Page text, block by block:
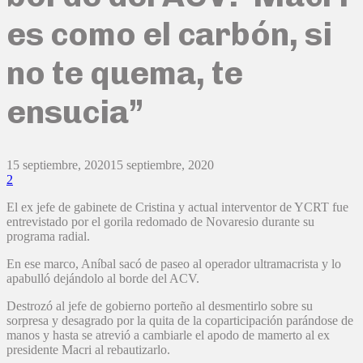
es como el carbón, si
no te quema, te
ensucia”
15 septiembre, 202015 septiembre, 2020
2
El ex jefe de gabinete de Cristina y actual interventor de YCRT fue
entrevistado por el gorila redomado de Novaresio durante su
programa radial.
En ese marco, Aníbal sacó de paseo al operador ultramacrista y lo
apabulló dejándolo al borde del ACV.
Destrozó al jefe de gobierno porteño al desmentirlo sobre su
sorpresa y desagrado por la quita de la coparticipación parándose de
manos y hasta se atrevió a cambiarle el apodo de mamerto al ex
presidente Macri al rebautizarlo.